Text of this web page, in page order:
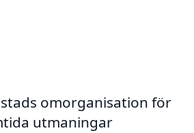
omorganisation för
utmaningar